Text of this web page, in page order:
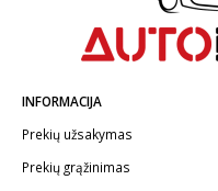
INFORMACIJA
Prekių užsakymas
Prekių grąžinimas